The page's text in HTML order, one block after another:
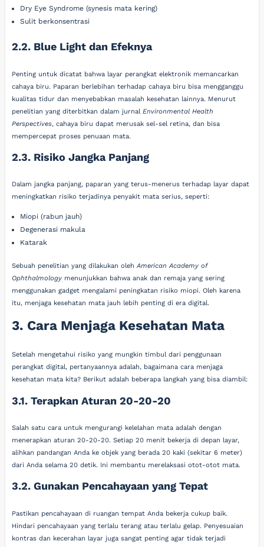
Dry Eye Syndrome (synesis mata kering)
Sulit berkonsentrasi
2.2. Blue Light dan Efeknya
Penting untuk dicatat bahwa layar perangkat elektronik memancarkan
cahaya biru. Paparan berlebihan terhadap cahaya biru bisa mengganggu
kualitas tidur dan menyebabkan masalah kesehatan lainnya. Menurut
penelitian yang diterbitkan dalam jurnalEnvironmental Health
Perspectives, cahaya biru dapat merusak sel-sel retina, dan bisa
mempercepat proses penuaan mata.
2.3. Risiko Jangka Panjang
Dalam jangka panjang, paparan yang terus-menerus terhadap layar dapat
meningkatkan risiko terjadinya penyakit mata serius, seperti:
Miopi (rabun jauh)
Degenerasi makula
Katarak
Sebuah penelitian yang dilakukan olehAmerican Academy of
Ophthalmology menunjukkan bahwa anak dan remaja yang sering
menggunakan gadget mengalami peningkatan risiko miopi. Oleh karena
itu, menjaga kesehatan mata jauh lebih penting di era digital.
3. Cara Menjaga Kesehatan Mata
Setelah mengetahui risiko yang mungkin timbul dari penggunaan
perangkat digital, pertanyaannya adalah, bagaimana cara menjaga
kesehatan mata kita? Berikut adalah beberapa langkah yang bisa diambil:
3.1. Terapkan Aturan 20-20-20
Salah satu cara untuk mengurangi kelelahan mata adalah dengan
menerapkan aturan 20-20-20. Setiap 20 menit bekerja di depan layar,
alihkan pandangan Anda ke objek yang berada 20 kaki (sekitar 6 meter)
dari Anda selama 20 detik. Ini membantu merelaksasi otot-otot mata.
3.2. Gunakan Pencahayaan yang Tepat
Pastikan pencahayaan di ruangan tempat Anda bekerja cukup baik.
Hindari pencahayaan yang terlalu terang atau terlalu gelap. Penyesuaian
kontras dan kecerahan layar juga sangat penting agar tidak terjadi